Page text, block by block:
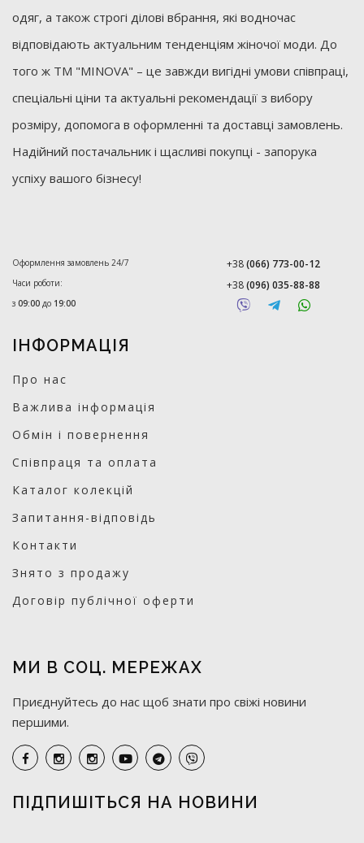
одяг, а також строгі ділові вбрання, які водночас
відповідають актуальним тенденціям жіночої моди. До
того ж ТМ "MINOVA" – це завжди вигідні умови співпраці,
спеціальні ціни та актуальні рекомендації з вибору
розміру, допомога в оформленні та доставці замовлень.
Надійний постачальник і щасливі покупці - запорука
успіху вашого бізнесу!
Оформлення замовлень 24/7
Часи роботи:
з 09:00 до 19:00
+38(066) 773-00-12
+38(096) 035-88-88
ІНФОРМАЦІЯ
Про нас
Важлива інформація
Обмін і повернення
Співпраця та оплата
Каталог колекцій
Запитання-відповідь
Контакти
Знято з продажу
Договір публічної оферти
МИ В СОЦ. МЕРЕЖАХ
Приєднуйтесь до нас щоб знати про свіжі новини
першими.
ПІДПИШІТЬСЯ НА НОВИНИ